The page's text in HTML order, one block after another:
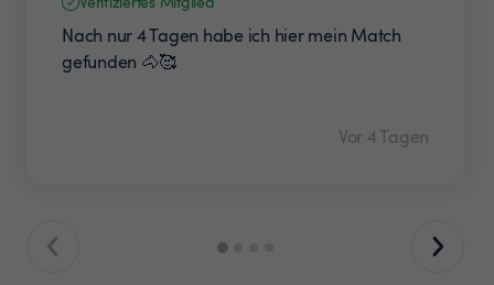
Nach nur 4 Tagen habe ich hier mein Match
gefunden 🐴🥰
Vor 4 Tagen